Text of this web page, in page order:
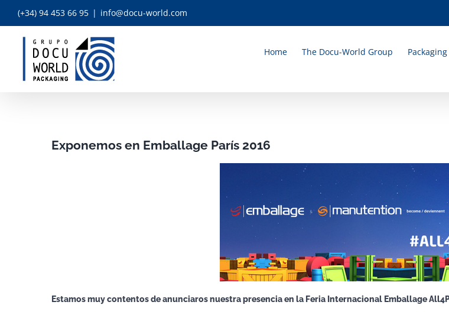
to
(+34) 94 453 66 95 | info@docu-world.com
Home The Docu-World Group
Exponemos en Emballage París 2016
Estamos muy contentos de anunciaros nuestra presencia en la Feria Internacional Emballage